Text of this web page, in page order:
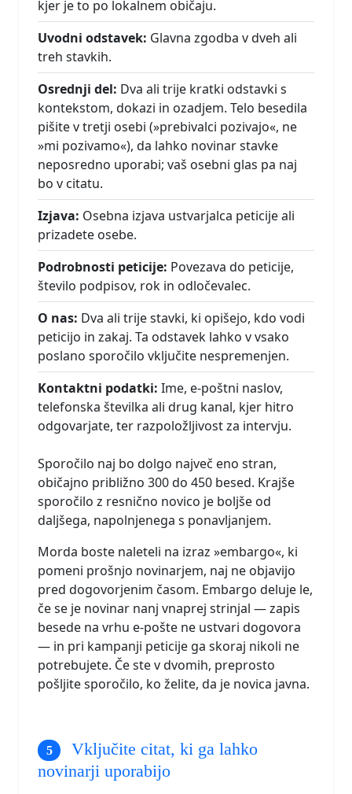
kjer je to po lokalnem običaju.
Uvodni odstavek: Glavna zgodba v dveh ali
treh stavkih.
Osrednji del: Dva ali trije kratki odstavki s
kontekstom, dokazi in ozadjem. Telo besedila
pišite v tretji osebi (»prebivalci pozivajo«, ne
»mi pozivamo«), da lahko novinar stavke
neposredno uporabi; vaš osebni glas pa naj
bo v citatu.
Izjava: Osebna izjava ustvarjalca peticije ali
prizadete osebe.
Podrobnosti peticije: Povezava do peticije,
število podpisov, rok in odločevalec.
O nas: Dva ali trije stavki, ki opišejo, kdo vodi
peticijo in zakaj. Ta odstavek lahko v vsako
poslano sporočilo vključite nespremenjen.
Kontaktni podatki: Ime, e-poštni naslov,
telefonska številka ali drug kanal, kjer hitro
odgovarjate, ter razpoložljivost za intervju.
Sporočilo naj bo dolgo največ eno stran,
običajno približno 300 do 450 besed. Krajše
sporočilo z resnično novico je boljše od
daljšega, napolnjenega s ponavljanjem.
Morda boste naleteli na izraz »embargo«, ki
pomeni prošnjo novinarjem, naj ne objavijo
pred dogovorjenim časom. Embargo deluje le,
če se je novinar nanj vnaprej strinjal — zapis
besede na vrhu e-pošte ne ustvari dogovora
— in pri kampanji peticije ga skoraj nikoli ne
potrebujete. Če ste v dvomih, preprosto
pošljite sporočilo, ko želite, da je novica javna.
Vključite citat, ki ga lahko
novinarji uporabijo